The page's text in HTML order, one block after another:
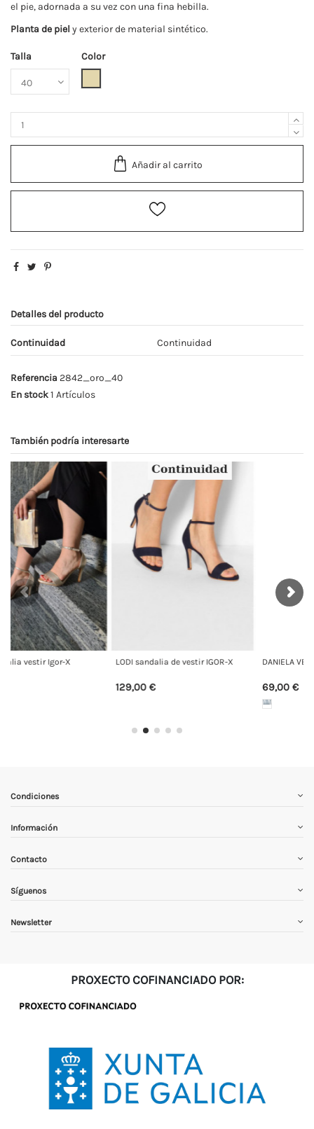
el pie, adornada a su vez con una fina hebilla.
Planta de piel y exterior de material sintético.
Talla
Color
Añadir al carrito
Detalles del producto
Continuidad Continuidad
Referencia 2842_oro_40
En stock1 Artículos
También podría interesarte
IGOR-X DANIELA VEGA Sandalia 2427 Daniela Shoes Sandalia
Condiciones
Información
Contacto
Síguenos
Newsletter
PROXECTO COFINANCIADO POR: